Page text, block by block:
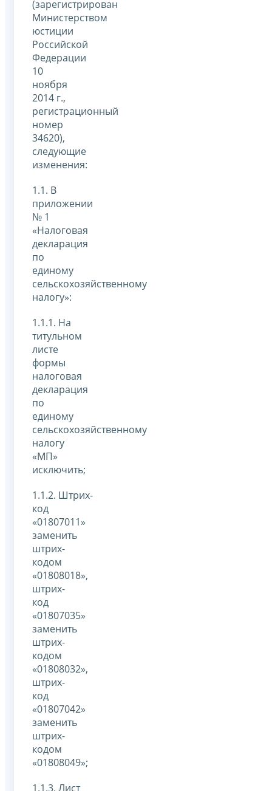
(зарегистрирован
Министерством
юстиции
Российской
Федерации
10
ноября
2014 г.,
регистрационный
номер
34620),
следующие
изменения:
1.1. В
приложении
№ 1
«Налоговая
декларация
по
единому
сельскохозяйственному
налогу»:
1.1.1. На
титульном
листе
формы
налоговая
декларация
по
единому
сельскохозяйственному
налогу
«МП»
исключить;
1.1.2. Штрих-
код
«01807011»
заменить
штрих-
кодом
«01808018»,
штрих-
код
«01807035»
заменить
штрих-
кодом
«01808032»,
штрих-
код
«01807042»
заменить
штрих-
кодом
«01808049»;
1.1.3. Лист